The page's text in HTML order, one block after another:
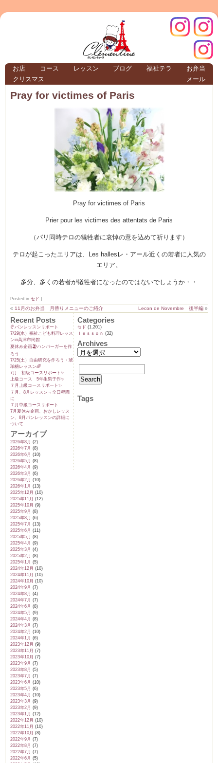
クレモンティーヌ – 新百合ヶ丘の料理教
室・テイクアウト Clémentine (produced
お店 コース レッスン ブログ 福祉テラ
お弁当
クリスマス
メール
インス
クレモ
インス
Pray for victimes of Paris
Pray for victimes of Paris
Prier pour les victimes des attentats de Paris
（パリ同時テロの犠牲者に哀悼の意を込めて祈ります）
テロが起こったエリアは、Les hallesレ・アール近くの若者に人気の
エリア。
多分、多くの若者が犠牲者になったのではないでしょうか・・
Posted in セド
« 11月のお弁当 月替りメニューのご紹介 Lecon de Novembre 後半編 »
Recent Posts
🥐パンレッスンリポート
7/29(水）福祉こども料理レッス
ンin高津市民館
夏休み企画🏖️ハンバーガーを作
ろう
7/25(土）自由研究を作ろう・琥
珀糖レッスン🌈
7月 初級コースリポート✨️
上級コース 5年生男子作✨️
７月上級コースリポート✨️
７月、8月レッスン→全日程🈵
に
７月中級コースリポート
7月夏休み企画、おかしレッス
ン、8月パンレッスンの詳細に
ついて
アーカイブ
2026年8月 (2)
2026年7月 (8)
2026年6月 (10)
2026年5月 (8)
2026年4月 (9)
2026年3月 (6)
2026年2月 (10)
2026年1月 (13)
2025年12月 (10)
2025年11月 (12)
2025年10月 (9)
2025年9月 (8)
2025年8月 (6)
2025年7月 (13)
2025年6月 (11)
2025年5月 (8)
2025年4月 (9)
2025年3月 (4)
2025年2月 (8)
2025年1月 (5)
2024年12月 (10)
2024年11月 (10)
2024年10月 (10)
2024年9月 (7)
2024年8月 (4)
2024年7月 (7)
2024年6月 (8)
2024年5月 (9)
2024年4月 (8)
2024年3月 (7)
2024年2月 (10)
2024年1月 (6)
2023年12月 (9)
2023年11月 (7)
2023年10月 (7)
2023年9月 (7)
2023年8月 (5)
2023年7月 (7)
2023年6月 (10)
2023年5月 (6)
2023年4月 (10)
2023年3月 (9)
2023年2月 (9)
2023年1月 (12)
2022年12月 (10)
2022年11月 (10)
2022年10月 (8)
2022年9月 (7)
2022年8月 (7)
2022年7月 (7)
2022年6月 (5)
Categories
セド (1,201)
ｌｅｓｓｏｎ (32)
Archives
Tags